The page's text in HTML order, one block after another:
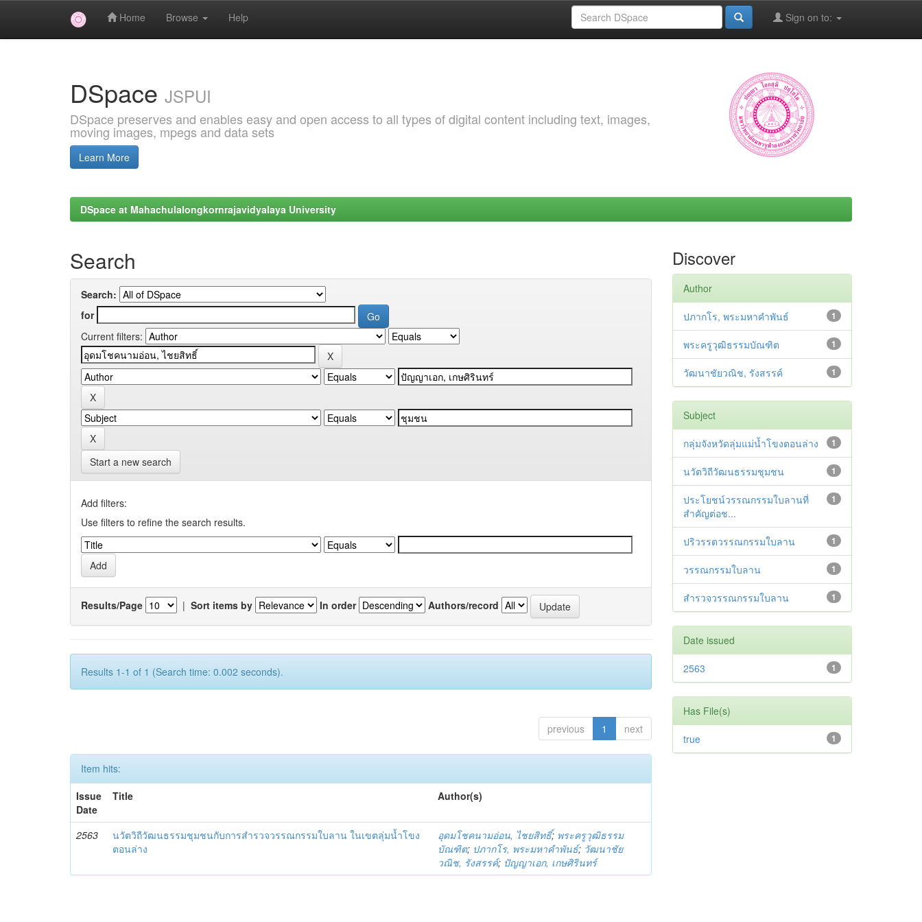
Home Browse Help Sign on to:
DSpace JSPUI
DSpace preserves and enables easy and open access to all types of digital content including text, images,
moving images, mpegs and data sets
Learn More
DSpace at Mahachulalongkornrajavidyalaya University
Search
Search:
for
Current filters:
Start a new search
Add filters:
Use filters to refine the search results.
Results/Page | Sort items by In order Authors/record
Results 1-1 of 1 (Search time: 0.002 seconds).
previous 1 next
Item hits:
Issue
Date
Title Author(s)
2563
นวัตวิถีวัฒนธรรมชุมชนกับการสำรวจวรรณกรรมใบลาน ในเขตลุ่มน้ำโขง
ตอนล่าง
อุดมโชคนามอ่อน, ไชยสิทธิ์; พระครูวุฒิธรรม
บัณฑิต; ปภากโร, พระมหาคำพันธ์; วัฒนาชัย
วณิช, รังสรรค์; ปัญญาเอก, เกษศิรินทร์
Discover
Author
1
ปภากโร, พระมหาคำพันธ์
1
พระครูวุฒิธรรมบัณฑิต
1
วัฒนาชัยวณิช, รังสรรค์
Subject
1
กลุ่มจังหวัดลุ่มแม่น้ำโขงตอนล่าง
1
นวัตวิถีวัฒนธรรมชุมชน
1
ประโยชน์วรรณกรรมใบลานที่
สำคัญต่อช...
1
ปริวรรตวรรณกรรมใบลาน
1
วรรณกรรมใบลาน
1
สำรวจวรรณกรรมใบลาน
Date issued
1
2563
Has File(s)
1
true